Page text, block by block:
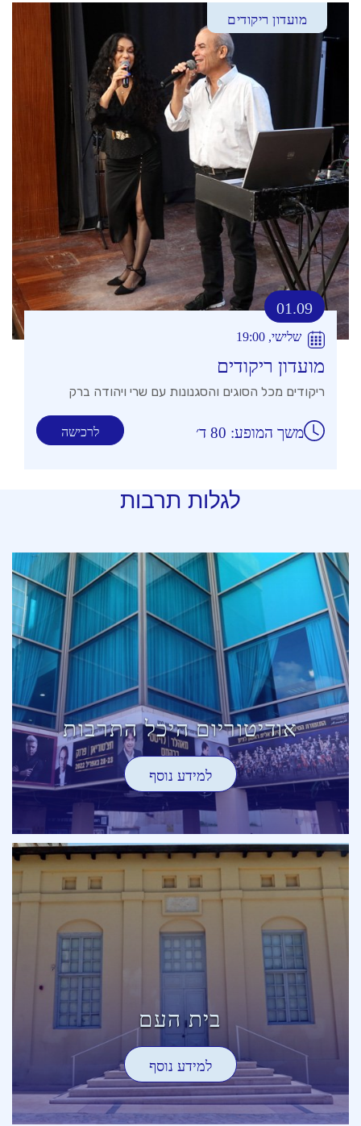
מועדון ריקודים
01.09
שלישי, 19:00
מועדון ריקודים
ריקודים מכל הסוגים והסגנונות עם שרי ויהודה ברק
לרכישה משך המופע: 80 ד׳
לגלות תרבות
אודיטוריום היכל התרבות
למידע נוסף
בית העם
למידע נוסף